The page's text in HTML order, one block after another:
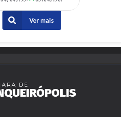
Ver mais